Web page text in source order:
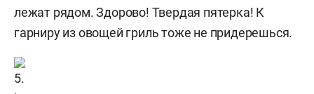
лежат рядом. Здорово! Твердая пятерка! К
гарниру из овощей гриль тоже не придерешься.